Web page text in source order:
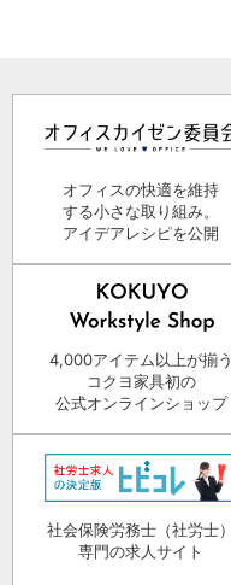
オフィスの快適を維持
する小さな取り組み。
アイデアレシピを公開
4,000アイテム以上が揃う
コクヨ家具初の
公式オンラインショップ
社会保険労務士（社労士）
専門の求人サイト